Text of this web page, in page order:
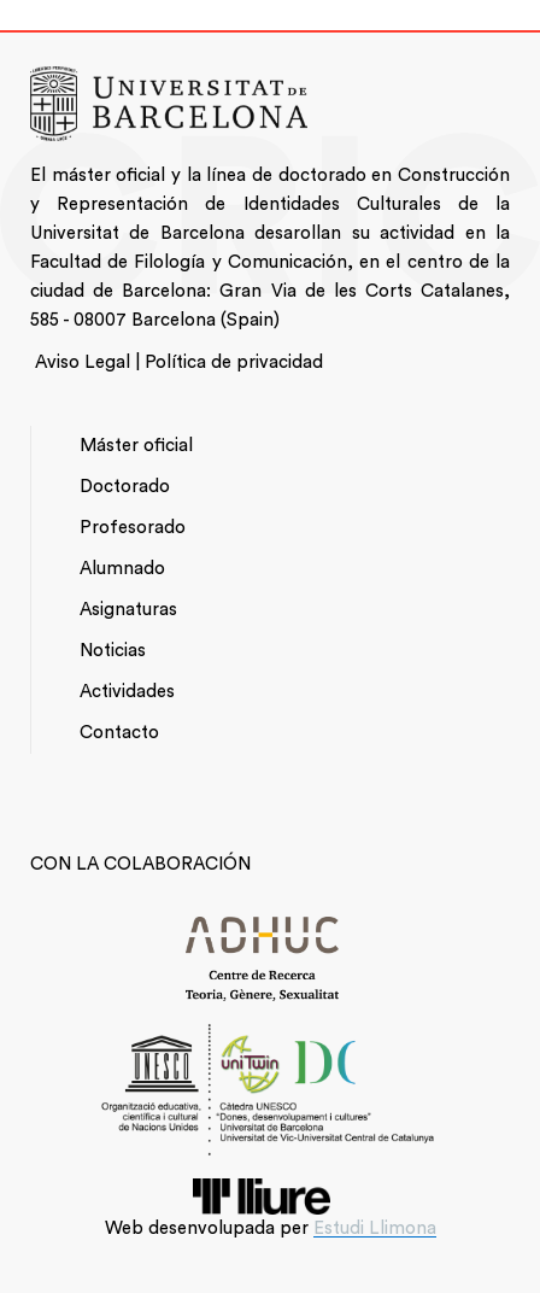
El máster oficial y la línea de doctorado en Construcción
y Representación de Identidades Culturales de la
Universitat de Barcelona desarollan su actividad en la
Facultad de Filología y Comunicación, en el centro de la
ciudad de Barcelona: Gran Via de les Corts Catalanes,
585 - 08007 Barcelona (Spain)
Aviso Legal | Política de privacidad
PRINCIPAL
Máster oficial
Doctorado
Profesorado
Alumnado
Asignaturas
MENU
Noticias
Actividades
Contacto
CON LA COLABORACIÓN
Web desenvolupada per Estudi Llimona